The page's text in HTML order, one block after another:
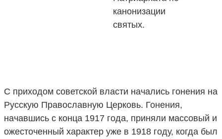
канонизации
святых.
С приходом советской власти начались гонения на
Русскую Православную Церковь. Гонения,
начавшись с конца 1917 года, приняли массовый и
ожесточенный характер уже в 1918 году, когда был